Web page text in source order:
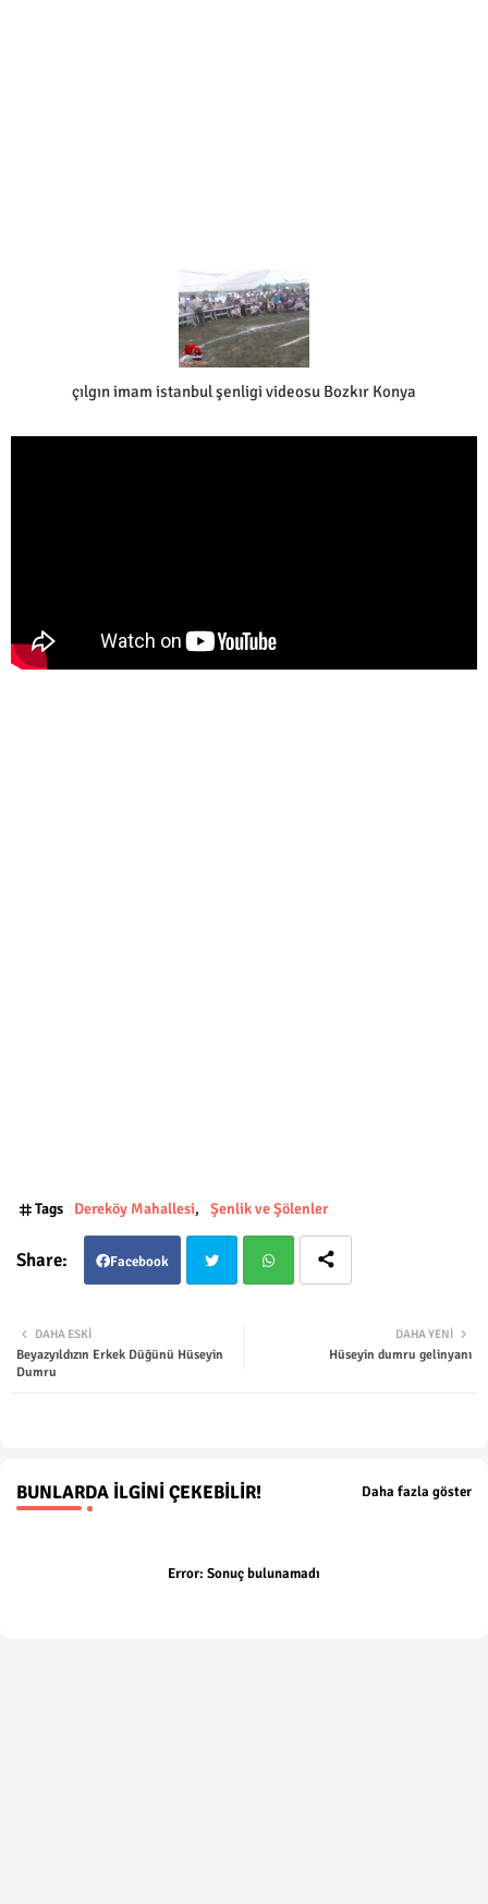
çılgın imam istanbul şenligi videosu Bozkır Konya
Tags Dereköy Mahallesi Şenlik ve Şölenler
Facebook
ter
DAHA YENI
Hüseyin dumru gelinyanı
DAHA ESKI
Beyazyıldızın Erkek Düğünü Hüseyin
Dumru
BUNLARDA İLGINI ÇEKEBILIR! Daha fazla göster
Error: Sonuç bulunamadı